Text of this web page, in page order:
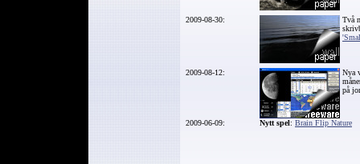
2009-08-30:
Två
2009-08-12:
Nya
på
2009-06-09: Nytt spel: Brain Flip Nature